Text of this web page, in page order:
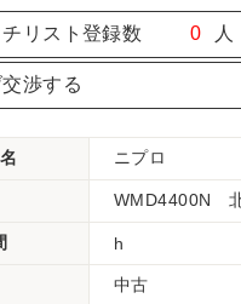
リスト登録数 0 人
渉する
ニプロ
WMD4400N
h
中古